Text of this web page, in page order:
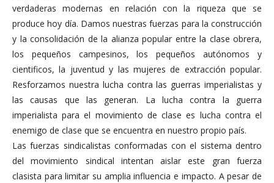
verdaderas modernas en relación con la riqueza que se
produce hoy día. Damos nuestras fuerzas para la construcción
y la consolidación de la alianza popular entre la clase obrera,
los pequeños campesinos, los pequeños autónomos y
cientificos, la juventud y las mujeres de extracción popular.
Resforzamos nuestra lucha contra las guerras imperialistas y
las causas que las generan. La lucha contra la guerra
imperialista para el movimiento de clase es lucha contra el
enemigo de clase que se encuentra en nuestro propio país.
Las fuerzas sindicalistas conformadas con el sistema dentro
del movimiento sindical intentan aislar este gran fuerza
clasista para limitar su amplia influencia e impacto. A pesar de